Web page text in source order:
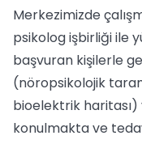
Merkezimizde
psikolog işbirliği ile
başvuran kişilerle
(nöropsikolojik
bioelektrik haritası)
konulmakta ve